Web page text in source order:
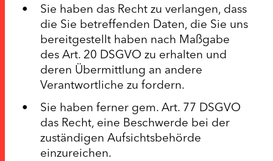
Sie haben das Recht zu verlangen, dass
die Sie betreffenden Daten, die Sie uns
bereitgestellt haben nach Maßgabe
des Art. 20 DSGVO zu erhalten und
deren Übermittlung an andere
Verantwortliche zu fordern.
Sie haben ferner gem. Art. 77 DSGVO
das Recht, eine Beschwerde bei der
zuständigen Aufsichtsbehörde
einzureichen.